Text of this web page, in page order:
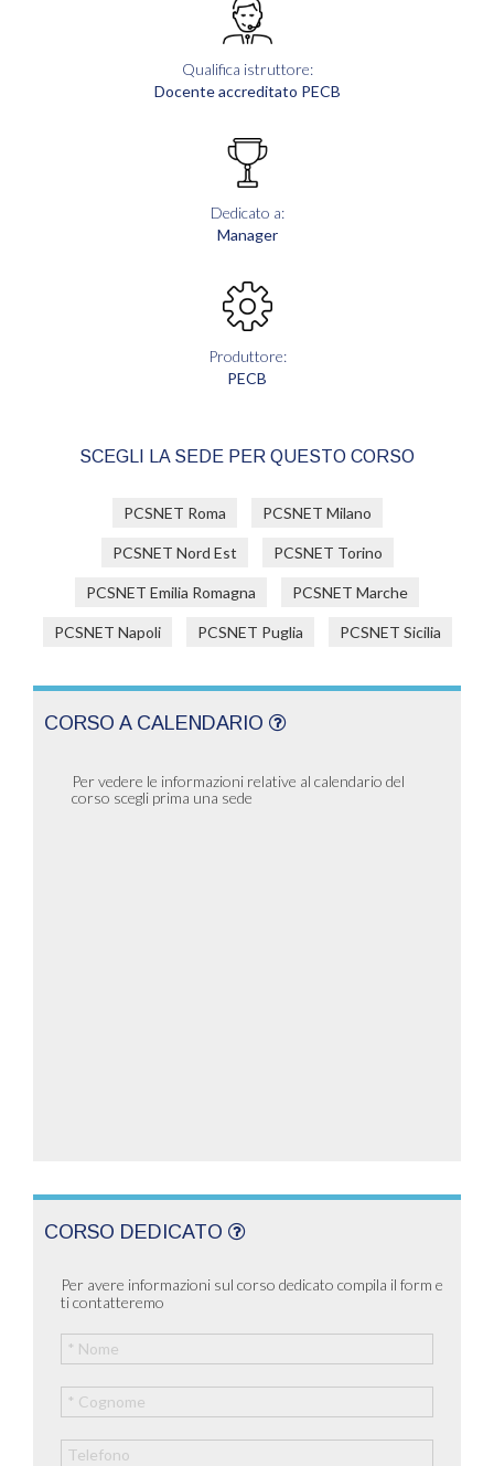
Qualifica istruttore:
Docente accreditato PECB
Dedicato a:
Manager
Produttore:
PECB
SCEGLI LA SEDE PER QUESTO CORSO
PCSNET Roma PCSNET Milano
PCSNET Nord Est PCSNET Torino
PCSNET Emilia Romagna PCSNET Marche
PCSNET Napoli PCSNET Puglia PCSNET Sicilia
CORSO A CALENDARIO
Per vedere le informazioni relative al calendario del
corso scegli prima una sede
CORSO DEDICATO
Per avere informazioni sul corso dedicato compila il form e
ti contatteremo